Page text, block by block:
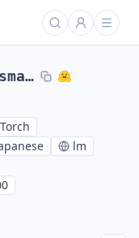
japanese-gpt2-small
lm